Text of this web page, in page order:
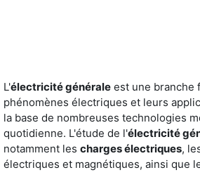
L'électricité généraleest une branche
phénomènes électriques et leurs
la base de nombreuses technologies
quotidienne. L'étude de l'électricité
notamment les charges électriques,
électriques et magnétiques, ainsi que